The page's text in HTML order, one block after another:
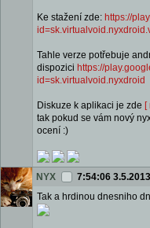
Ke stažení zde: https://
Tahle verze potřebuje
dispozici https://
id=sk.virtualvoid.nyxdroid
Diskuze k aplikaci je zde
tak pokud se vám nový
ocení :)
NYX
7:54:06 3.5.2013
Tak a hrdinou dnesniho